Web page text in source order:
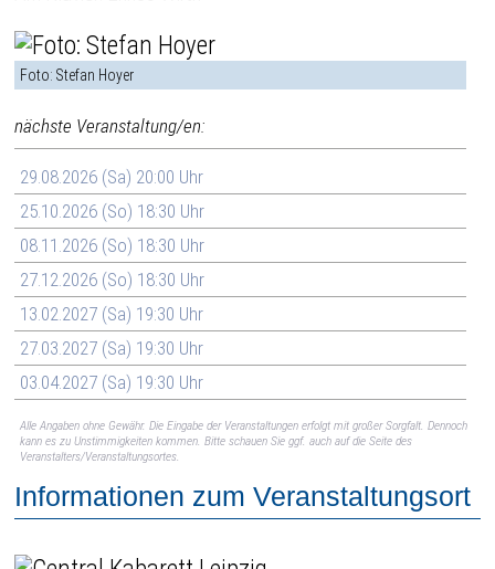
Foto: Stefan Hoyer
nächste Veranstaltung/en:
29.08.2026 (Sa) 20:00 Uhr
25.10.2026 (So) 18:30 Uhr
08.11.2026 (So) 18:30 Uhr
27.12.2026 (So) 18:30 Uhr
13.02.2027 (Sa) 19:30 Uhr
27.03.2027 (Sa) 19:30 Uhr
03.04.2027 (Sa) 19:30 Uhr
Alle Angaben ohne Gewähr. Die Eingabe der Veranstaltungen erfolgt mit großer Sorgfalt. Dennoch
kann es zu Unstimmigkeiten kommen. Bitte schauen Sie ggf. auch auf die Seite des
Veranstalters/Veranstaltungsortes.
Informationen zum Veranstaltungsort